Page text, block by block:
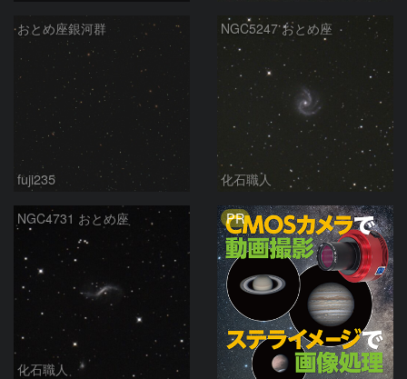
おとめ座銀河群
fuji235
NGC5247 おとめ座
化石職人
NGC4731 おとめ座
化石職人
PR